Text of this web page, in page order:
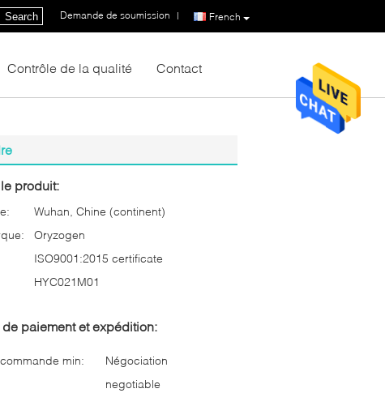
French
Demande de soumission |
Search
Contrôle de la qualité Contact
produit:
Wuhan, Chine (continent)
Oryzogen
ISO9001:2015 certificate
HYC021M01
paiement et expédition:
min:
Négociation
negotiable